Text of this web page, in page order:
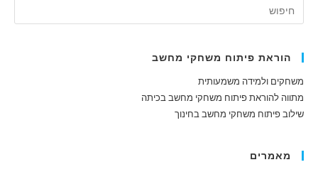
הוראת פיתוח משחקי מחשב
משחקים ולמידה משמעותית
מתווה להוראת פיתוח משחקי מחשב בכיתה
שילוב פיתוח משחקי מחשב בחינוך
מאמרים